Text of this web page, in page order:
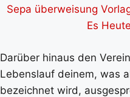
Sepa überweisung
Es
Darüber hinaus den
Lebenslauf deinem, was
bezeichnet wird,